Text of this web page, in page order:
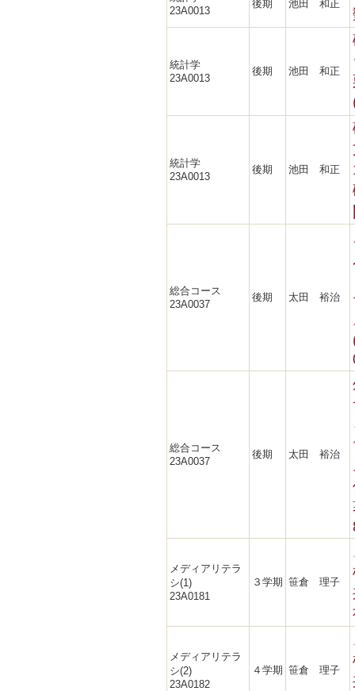
23A0013
後期 池田 和正
統計学
23A0013
後期 池田 和正
統計学
23A0013
後期 池田 和正
総合コース
23A0037
後期 太田 裕治
総合コース
23A0037
後期 太田 裕治
メディアリテラ
シ(1)
23A0181
３学期 笹倉 理子
メディアリテラ
シ(2)
23A0182
４学期 笹倉 理子